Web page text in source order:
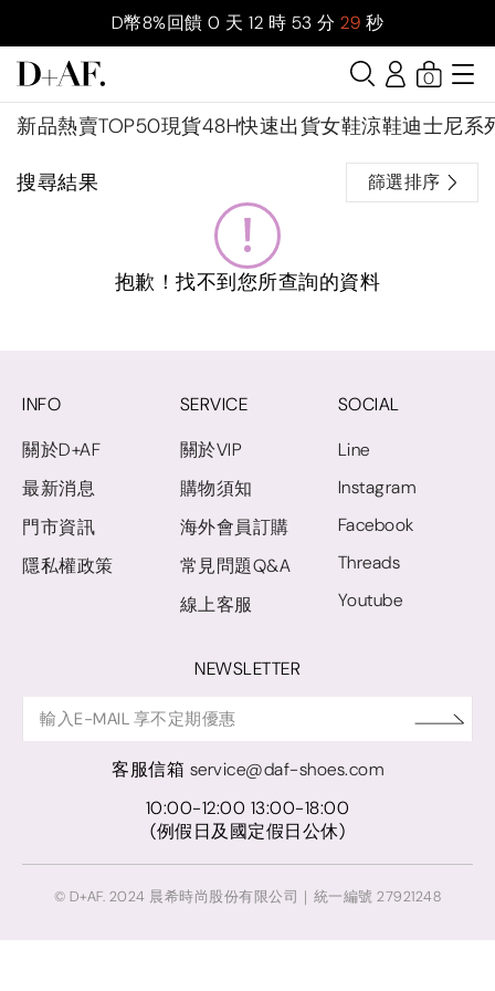
D幣8%回饋 0 天 12 時 53 分 29 秒
新品熱賣TOP50現貨48H快速出貨女鞋涼鞋迪士尼系
0
搜尋結果 篩選排序
抱歉！找不到您所查詢的資料
INFO
關於D+AF
最新消息
門市資訊
隱私權政策
SERVICE
關於VIP
購物須知
海外會員訂購
常見問題Q&A
線上客服
SOCIAL
Line
Instagram
Facebook
Threads
Youtube
NEWSLETTER
客服信箱 service@daf-shoes.com
10:00-12:00 13:00-18:00
(例假日及國定假日公休)
© D+AF. 2024 晨希時尚股份有限公司｜統一編號 27921248